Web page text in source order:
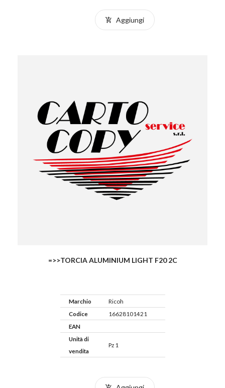
Aggiungi
=>>TORCIA ALUMINIUM LIGHT F20 2C
Marchio
Ricoh
Codice
16628101421
EAN
Unità di
vendita
Pz 1